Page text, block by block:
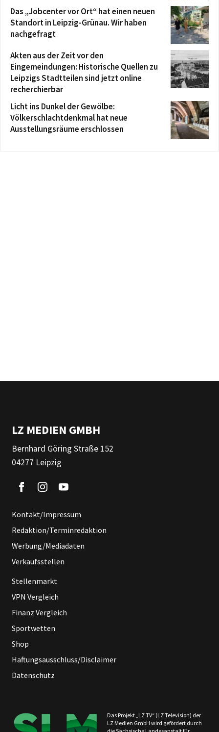
Das „Jobcenter vor Ort“ hat einen neuen
Standort in Leipzig-Grünau. Wir haben
nachgefragt
Akten aus der Zeit vor den
Eingemeindungen: Historische Quellen zu
Leipzigs Stadtteilen sind jetzt online
recherchierbar
Licht ins Dunkel der Gewölbe:
Völkerschlachtdenkmal hat neue
Ausstellungsräume erschlossen
LZ MEDIEN GMBH
Bernhard Göring Straße 152
04277 Leipzig
Kontakt/Impressum
Redaktion/Terminredaktion
Werbung/Mediadaten
Verkaufsstellen
Stellenmarkt
VPN Vergleich
Finanz Vergleich
Sportwetten
Shop
Haftungsausschluss/Disclaimer
Datenschutz
Das Projekt „LZ TV“ (LZ Television) der
LZ Medien GmbH wird gefördert durch